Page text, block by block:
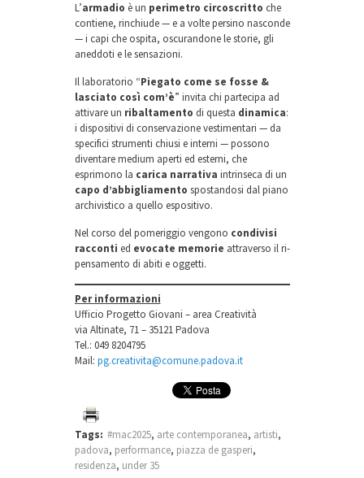
L’armadio è un perimetro circoscritto che
contiene, rinchiude — e a volte persino nasconde
— i capi che ospita, oscurandone le storie, gli
aneddoti e le sensazioni.
Il laboratorio “Piegato come se fosse &
lasciato così com’è” invita chi partecipa ad
attivare un ribaltamento di questa dinamica:
i dispositivi di conservazione vestimentari — da
specifici strumenti chiusi e interni — possono
diventare medium aperti ed esterni, che
esprimono la carica narrativa intrinseca di un
capo d’abbigliamento spostandosi dal piano
archivistico a quello espositivo.
Nel corso del pomeriggio vengono condivisi
racconti ed evocate memorie attraverso il ri-
pensamento di abiti e oggetti.
Per informazioni
Ufficio Progetto Giovani – area Creatività
via Altinate, 71 – 35121 Padova
Tel.: 049 8204795
Mail: pg.creativita@comune.padova.it
Tags: #mac2025, arte contemporanea, artisti,
padova, performance, piazza de gasperi,
residenza, under 35